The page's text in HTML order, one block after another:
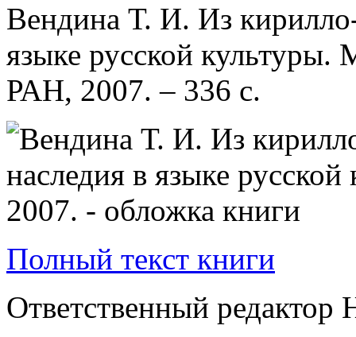
Вендина Т. И. Из
языке русской культуры.
РАН, 2007. – 336 с.
Полный текст книги
Ответственный редактор